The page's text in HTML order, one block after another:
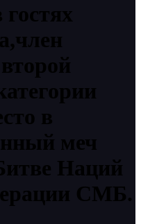
в
меч
Наций
СМБ.